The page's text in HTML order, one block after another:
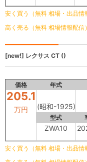
安く買う（無料 相場・出品情
高く売る（無料 相場情報配信）
[new!] レクサス CT ()
価格 年式
205.1
万円 (昭和-1925)
型式
ZWA10
安く買う（無料 相場・出品情